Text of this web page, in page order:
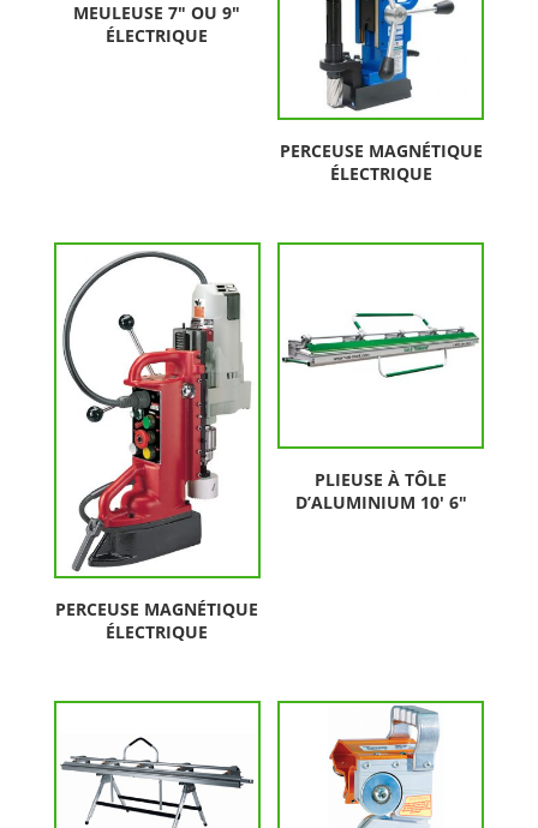
MEULEUSE 7″ OU 9″
ÉLECTRIQUE
PERCEUSE MAGNÉTIQUE
ÉLECTRIQUE
PERCEUSE MAGNÉTIQUE
ÉLECTRIQUE
PLIEUSE À TÔLE
D’ALUMINIUM 10′ 6″